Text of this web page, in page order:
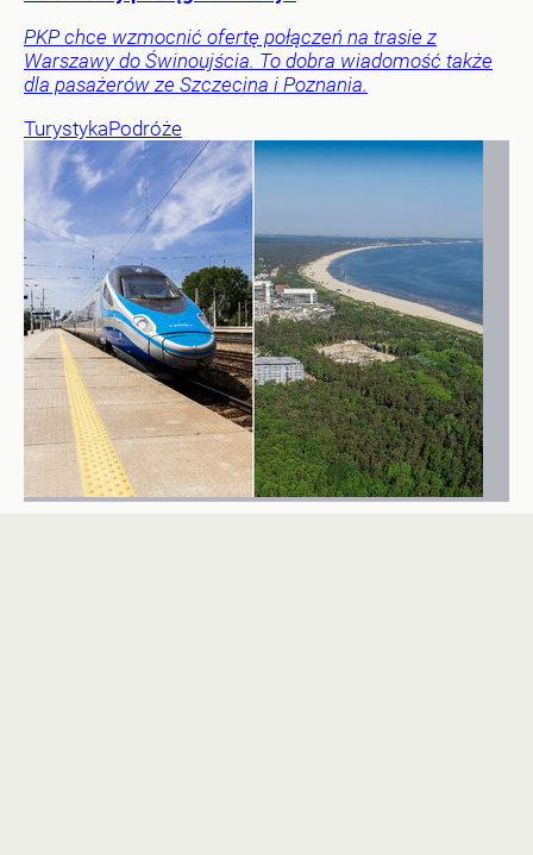
PKP chce wzmocnić ofertę połączeń na trasie z
Warszawy do Świnoujścia. To dobra wiadomość także
dla pasażerów ze Szczecina i Poznania.
TurystykaPodróże